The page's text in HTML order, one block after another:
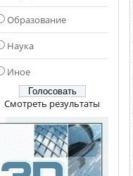
Образование
Наука
Иное
Смотреть результаты